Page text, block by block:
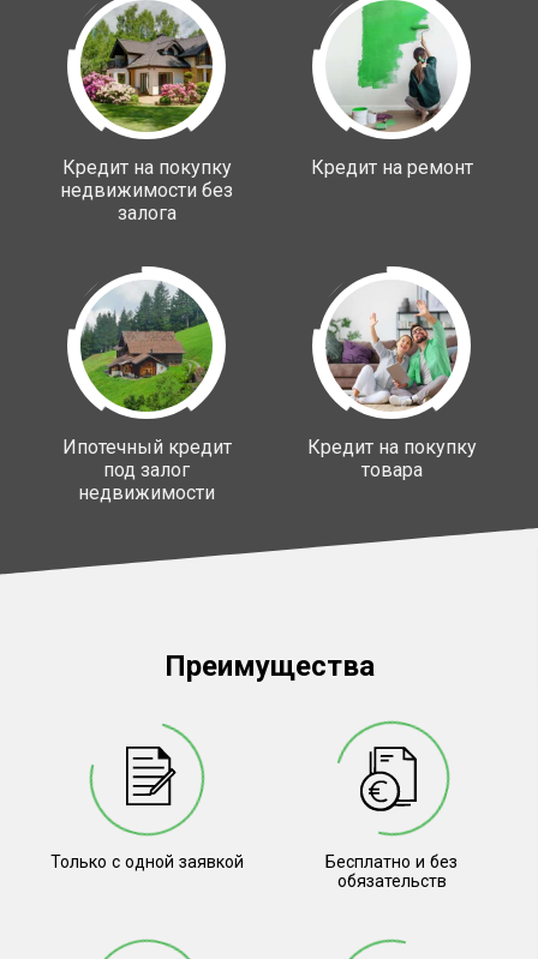
Кредит на покупку
недвижимости без
залога
Кредит на ремонт
Ипотечный кредит
под залог
недвижимости
Кредит на покупку
товара
Преимущества
Только с одной заявкой
Бесплатно и без
обязательств